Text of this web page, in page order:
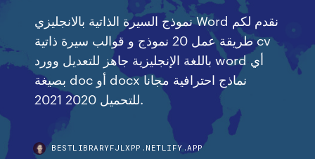
نموذج السيرة الذاتية بالانجليزي Word نقدم لكم
طريقة عمل 20 نموذج و قوالب سيرة ذاتية cv
باللغة الإنجليزية جاهز للتعديل وورد word أي
بصيغة doc أو docx نماذج احترافية مجانا
للتحميل 2020 2021.
BESTLIBRARYFJLXPP.NETLIFY.APP